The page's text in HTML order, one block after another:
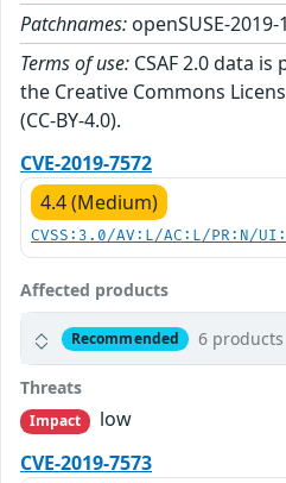
Patchnames: openSUSE-2019-
Terms of use: CSAF 2.0 data
the Creative Commons
(CC-BY-4.0).
CVE-2019-7572
4.4 (Medium)
CVSS:3.0/AV:L/AC:L/PR:N/
Affected products
Recommended 6 products
Threats
Impact
low
CVE-2019-7573